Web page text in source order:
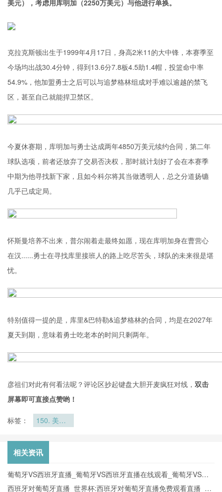
美元），考虑用库明加（2250万美元）与他进行单换。
克拉克斯顿出生于1999年4月17日，身高2米11的大中锋，本赛季至
今场均出战30.4分钟，得到13.6分7.8板4.5助1.4帽，投篮命中率
54.9%，他加盟勇士之后可以与追梦格林组成对手难以逾越的禁飞
区，甚至自己就能捍卫禁区。
今夏休赛期，库明加与勇士达成两年4850万美元续约合同，第二年
球队选项，前者还放弃了交易否决权，那时就计划好了会在本赛季
中期为他寻找新下家，且如今科尔将其当做透明人，总之分道扬镳
几乎已成定局。
怀斯曼培养不出来，普尔闹着走最终如愿，现在库明加身在曹营心
在汉......勇士在寻找库里接班人的路上吃尽苦头，球队的未来很是堪
忧。
特别值得一提的是，库里&巴特勒&追梦格林的合同，均是在2027年
夏天到期，意味着勇士吃老本的时间只剩两年。
彦祖们对此有何看法呢？评论区抄起键盘大胆开麦疯狂对线， 双击
屏幕即可直接点赞哟！
标签：
150. 美加
队同积6分
情况下的净
胜球计算争
议
相关资讯
葡萄牙VS西班牙直播_葡萄牙VS西班牙直播在线观看_葡萄牙VS西
班牙实时全场直播入口
西班牙对葡萄牙直播_世界杯:西班牙对葡萄牙直播免费观看直播_世